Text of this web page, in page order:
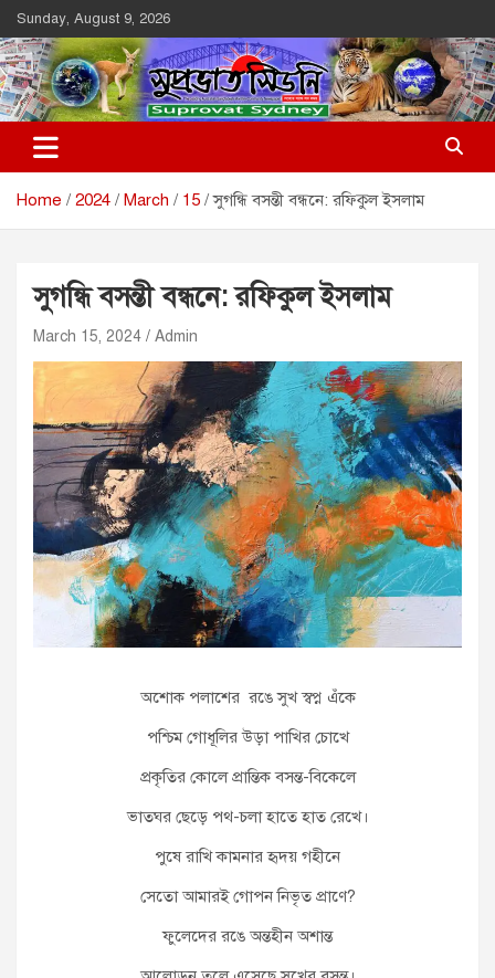
Skip
to
content
Sunday, August 9, 2026
Suprovat Sydney
The Leading Bangladesh Community Newspaper In Australia
Home 2024 March 15 সুগন্ধি বসন্তী বন্ধনে: রফিকুল ইসলাম
সুগন্ধি বসন্তী বন্ধনে: রফিকুল ইসলাম
March 15, 2024 Admin
অশোক পলাশের রঙে সুখ স্বপ্ন এঁকে
পশ্চিম গোধূলির উড়া পাখির চোখে
প্রকৃতির কোলে প্রান্তিক বসন্ত-বিকেলে
ভাতঘর ছেড়ে পথ-চলা হাতে হাত রেখে।
পুষে রাখি কামনার হৃদয় গহীনে
সেতো আমারই গোপন নিভৃত প্রাণে?
ফুলেদের রঙে অন্তহীন অশান্ত